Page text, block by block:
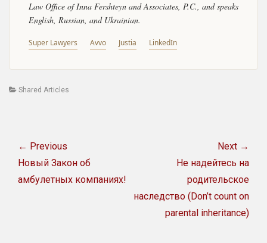
Law Office of Inna Fershteyn and Associates, P.C., and speaks
English, Russian, and Ukrainian.
Super Lawyers Avvo Justia LinkedIn
Categories
Shared Articles
navigation
← Previous
Previous
post:
Новый Закон об
амбулетных компаниях!
Next →
Не надейтесь на
родительское
наследство (Don’t count on
parental inheritance)